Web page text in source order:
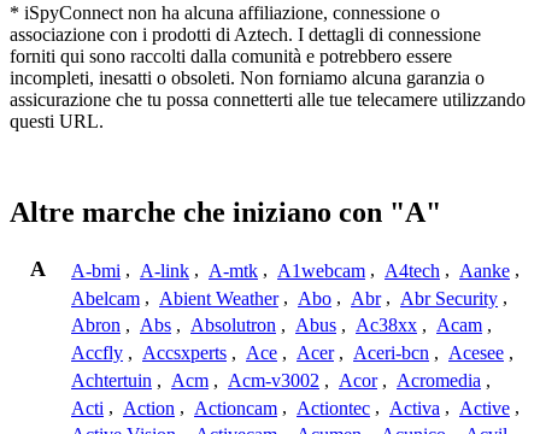
* iSpyConnect non ha alcuna affiliazione, connessione o
associazione con i prodotti di Aztech. I dettagli di connessione
forniti qui sono raccolti dalla comunità e potrebbero essere
incompleti, inesatti o obsoleti. Non forniamo alcuna garanzia o
assicurazione che tu possa connetterti alle tue telecamere utilizzando
questi URL.
Altre marche che iniziano con "A"
A A-bmi , A-link , A-mtk , A1webcam , A4tech , Aanke ,
Abelcam , Abient Weather , Abo , Abr , Abr Security ,
Abron , Abs , Absolutron , Abus , Ac38xx , Acam ,
Accfly , Accsxperts , Ace , Acer , Aceri-bcn , Acesee ,
Achtertuin , Acm , Acm-v3002 , Acor , Acromedia ,
Acti , Action , Actioncam , Actiontec , Activa , Active ,